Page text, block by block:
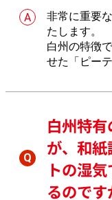
非常に重要
たします。
白州の特徴
せた「ピー
してボトリ
す。おたか
白州特
が、和
トの湿
るのです